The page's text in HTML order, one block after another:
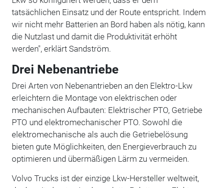
tatsächlichen Einsatz und der Route entspricht. Indem
wir nicht mehr Batterien an Bord haben als nötig, kann
die Nutzlast und damit die Produktivität erhöht
werden", erklärt Sandström.
Drei Nebenantriebe
Drei Arten von Nebenantrieben an den Elektro-Lkw
erleichtern die Montage von elektrischen oder
mechanischen Aufbauten: Elektrischer PTO, Getriebe
PTO und elektromechanischer PTO. Sowohl die
elektromechanische als auch die Getriebelösung
bieten gute Möglichkeiten, den Energieverbrauch zu
optimieren und übermäßigen Lärm zu vermeiden.
Volvo Trucks ist der einzige Lkw-Hersteller weltweit,